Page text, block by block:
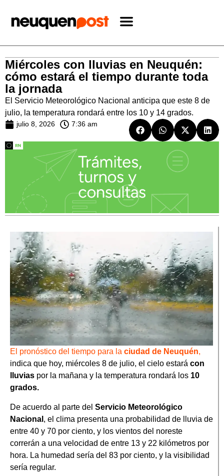
Miércoles con lluvias en Neuquén:
cómo estará el tiempo durante toda
la jornada
El Servicio Meteorológico Nacional anticipa que este 8 de
julio, la temperatura rondará entre los 10 y 14 grados.
julio 8, 2026 7:36 am
El pronóstico del tiempo para la ciudad de Neuquén,
indica que hoy, miércoles 8 de julio, el cielo estará con
lluvias por la mañana y la temperatura rondará los 10
grados.
De acuerdo al parte del Servicio Meteorológico
Nacional , el clima presenta una probabilidad de lluvia de
entre 40 y 70 por ciento, y los vientos del noreste
correrán a una velocidad de entre 13 y 22 kilómetros por
hora. La humedad sería del 83 por ciento, y la visibilidad
sería regular.